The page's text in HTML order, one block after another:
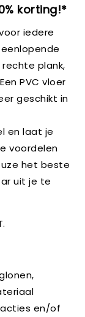
korting!*
iedere
plank,
PVC vloer
geschikt in
en laat je
voordelen
het beste
uit je te
en/of